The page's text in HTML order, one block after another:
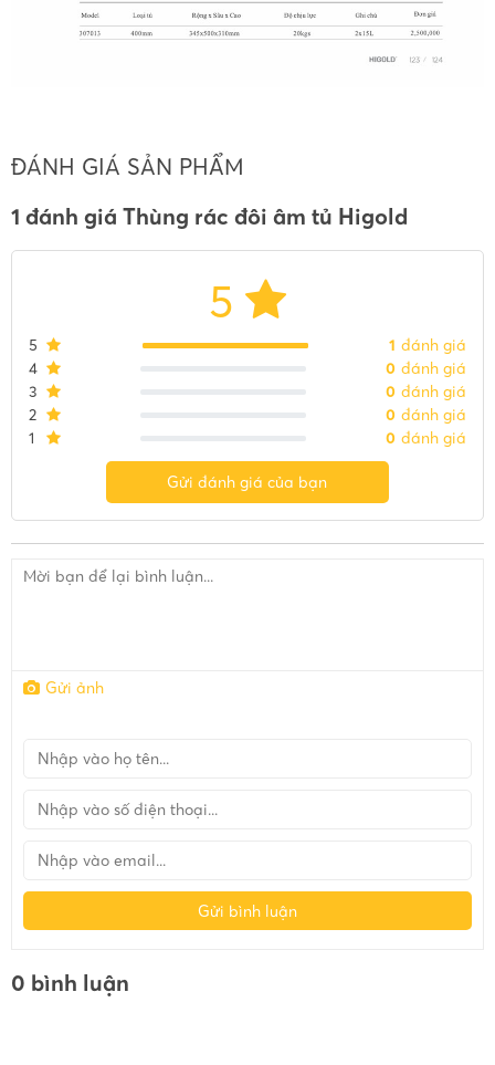
ĐÁNH GIÁ SẢN PHẨM
1 đánh giá Thùng rác đôi âm tủ Higold
5
5 1 đánh giá
4
0 đánh giá
3
0 đánh giá
2
0 đánh giá
1
0 đánh giá
Gửi đánh giá của bạn
Gửi ảnh
Gửi bình luận
0 bình luận